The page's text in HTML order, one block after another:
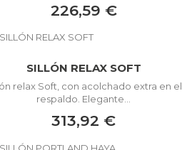
226,59 €
SILLÓN RELAX SOFT
relax Soft, con acolchado extra en el
respaldo. Elegante...
313,92 €